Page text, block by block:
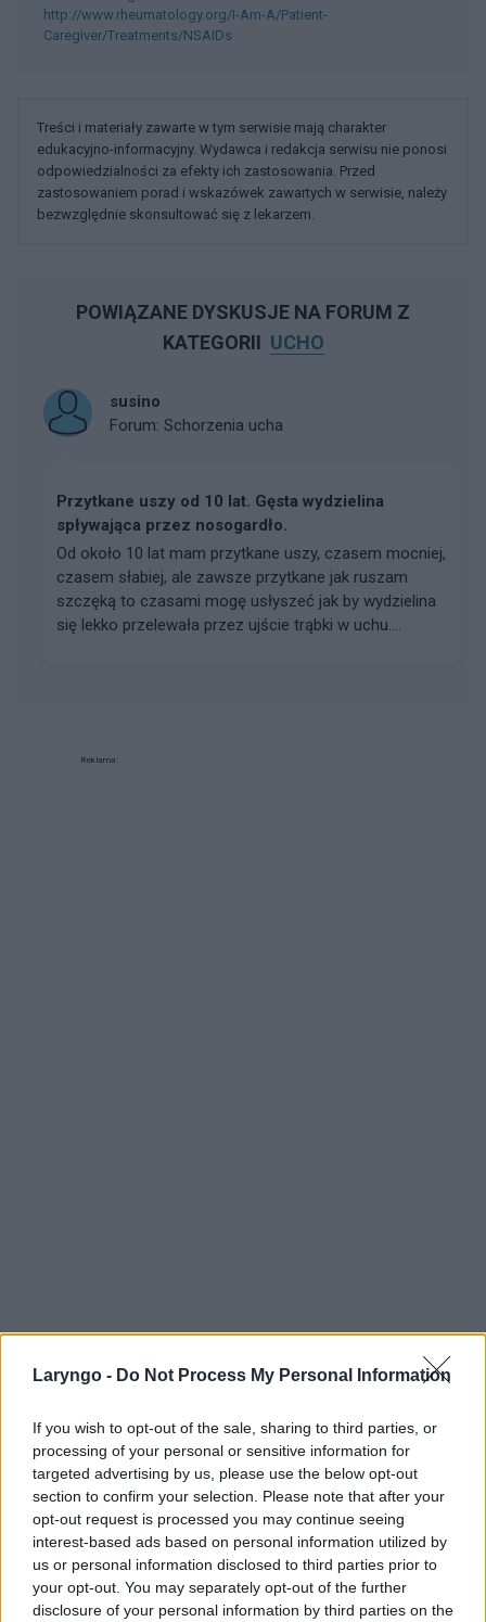
Laryngo - Do Not Process My Personal Information
If you wish to opt-out of the sale, sharing to third parties, or
processing of your personal or sensitive information for
targeted advertising by us, please use the below opt-out
section to confirm your selection. Please note that after your
opt-out request is processed you may continue seeing
interest-based ads based on personal information utilized by
us or personal information disclosed to third parties prior to
your opt-out. You may separately opt-out of the further
disclosure of your personal information by third parties on the
http://www.rheumatology.org/I-Am-A/Patient-
Caregiver/Treatments/NSAIDs
Treści i materiały zawarte w tym serwisie mają charakter
edukacyjno-informacyjny. Wydawca i redakcja serwisu nie ponosi
odpowiedzialności za efekty ich zastosowania. Przed
zastosowaniem porad i wskazówek zawartych w serwisie, należy
bezwzględnie skonsultować się z lekarzem.
POWIĄZANE DYSKUSJE NA FORUM Z
KATEGORII UCHO
susino
Forum: Schorzenia ucha
Przytkane uszy od 10 lat. Gęsta wydzielina
spływająca przez nosogardło.
Od około 10 lat mam przytkane uszy, czasem mocniej,
czasem słabiej, ale zawsze przytkane jak ruszam
szczęką to czasami mogę usłyszeć jak by wydzielina
się lekko przelewała przez ujście trąbki w uchu....
Reklama:
POLECAMY TREŚCI Z KATEGORIIUCHO